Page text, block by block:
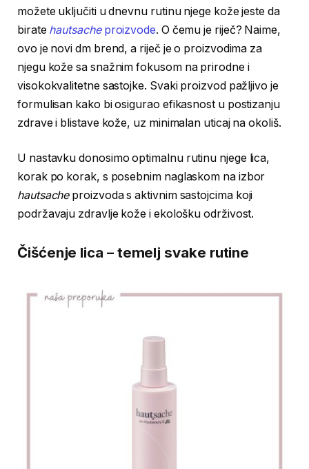
možete uključiti u dnevnu rutinu njege kože jeste da
birate hautsacheproizvode. O čemu je riječ? Naime,
ovo je novi dm brend, a riječ je o proizvodima za
njegu kože sa snažnim fokusom na prirodne i
visokokvalitetne sastojke. Svaki proizvod pažljivo je
formulisan kako bi osigurao efikasnost u postizanju
zdrave i blistave kože, uz minimalan uticaj na okoliš.
U nastavku donosimo optimalnu rutinu njege lica,
korak po korak, s posebnim naglaskom na izbor
hautsacheproizvoda s aktivnim sastojcima koji
podržavaju zdravlje kože i ekološku održivost.
Čišćenje lica – temelj svake rutine